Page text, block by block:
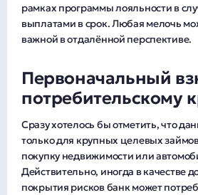
рамках программы лояльности в
выплатами в срок. Любая мелочь
важной в отдалённой перспективе.
Первоначальный
потребительскому
Сразу хотелось бы отметить, что
только для крупных целевых
покупку недвижимости или
Действительно, иногда в качестве
покрытия рисков банк может